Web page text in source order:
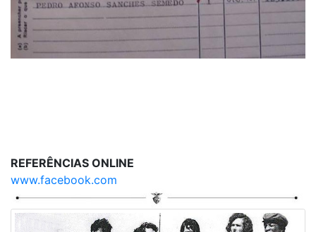
REFERÊNCIAS ONLINE
www.facebook.com